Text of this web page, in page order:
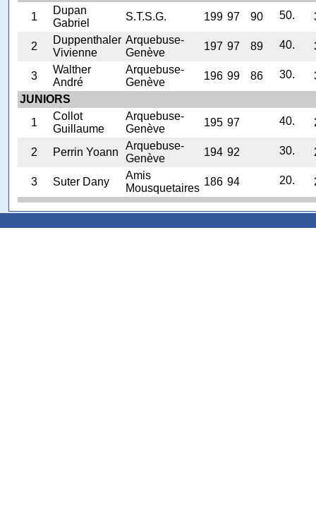
1
Dupan
Gabriel
S.T.S.G. 199 97 90 50.
2
Duppenthaler
Vivienne
Arquebuse-
Genève
197 97 89 40.
3
Walther
André
Arquebuse-
Genève
196 99 86 30.
JUNIORS
1
Collot
Guillaume
Arquebuse-
Genève
195 97 40.
2 Perrin Yoann
Arquebuse-
Genève
194 92 30.
3 Suter Dany
Amis
Mousquetaires
186 94 20.